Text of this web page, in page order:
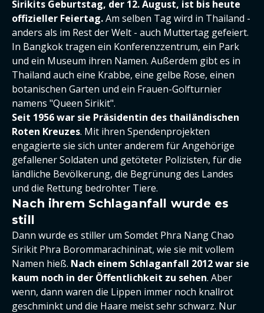
Sirikits Geburtstag, der 12. August, ist bis heute
offizieller Feiertag.Am selben Tag wird in Thailand -
anders als im Rest der Welt - auch Muttertag gefeiert.
In Bangkok tragen ein Konferenzzentrum, ein Park
und ein Museum ihren Namen. Außerdem gibt es in
Thailand auch eine Krabbe, eine gelbe Rose, einen
botanischen Garten und ein Frauen-Golfturnier
namens "Queen Sirikit".
Seit 1956 war sie Präsidentin des thailändischen
Roten Kreuzes. Mit ihren Spendenprojekten
engagierte sie sich unter anderem für Angehörige
gefallener Soldaten und getöteter Polizisten, für die
ländliche Bevölkerung, die Begrünung des Landes
und die Rettung bedrohter Tiere.
Nach ihrem Schlaganfall wurde es
still
Dann wurde es stiller um Somdet Phra Nang Chao
Sirikit Phra Borommarachininat, wie sie mit vollem
Namen hieß. Nach einem Schlaganfall 2012 war sie
kaum noch in der Öffentlichkeit zu sehen. Aber
wenn, dann waren die Lippen immer noch knallrot
geschminkt und die Haare meist sehr schwarz. Nur